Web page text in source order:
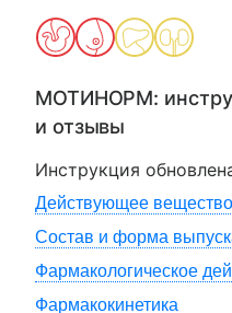
МОТИНОРМ:
и отзывы
Инструкция
Действующее вещество
Состав и форма
Фармакологическое
Фармакокинетика